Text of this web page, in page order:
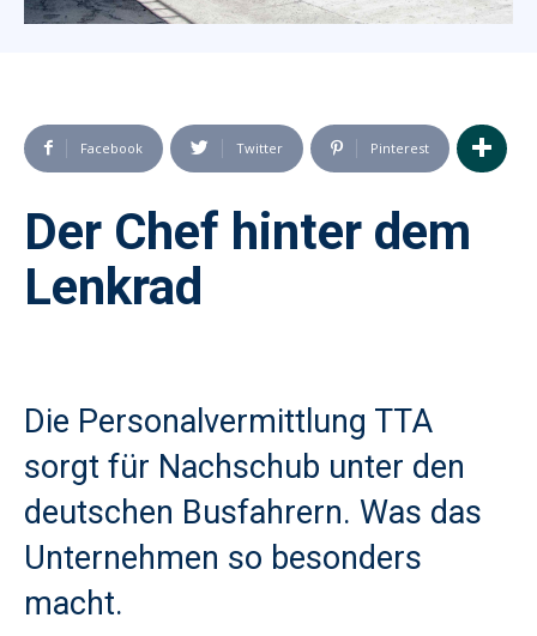
Facebook Twitter Pinterest
Der Chef hinter dem
Lenkrad
Die Personalvermittlung TTA
sorgt für Nachschub unter den
deutschen Busfahrern. Was das
Unternehmen so besonders
macht.